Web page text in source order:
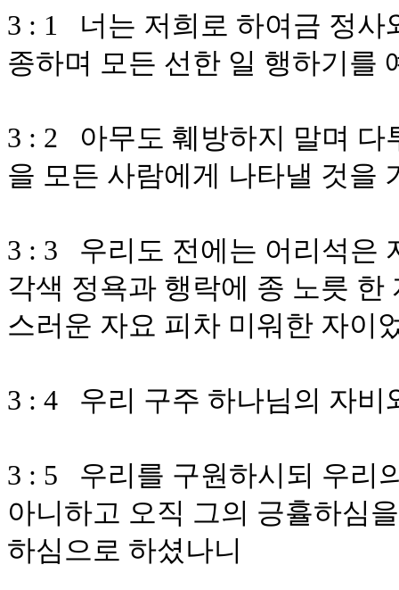
3 : 1 너는 저희로 하여금 정사
종하며 모든 선한 일 행하기를
3 : 2 아무도 훼방하지 말며 다
을 모든 사람에게 나타낼 것을
3 : 3 우리도 전에는 어리석은
각색 정욕과 행락에 종 노릇
스러운 자요 피차 미워한 자이
3 : 4 우리 구주 하나님의 자비
3 : 5 우리를 구원하시되 우리
아니하고 오직 그의 긍휼하심
하심으로 하셨나니